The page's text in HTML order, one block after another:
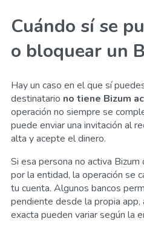
Cuándo sí se
o bloquear un
Hay un caso en el que sí
destinatario no tiene Bizum
operación no siempre se
puede enviar una invitación al
alta y acepte el dinero.
Si esa persona no activa
por la entidad, la operación se
tu cuenta. Algunos bancos
pendiente desde la propia app,
exacta pueden variar según la